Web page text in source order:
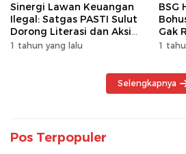
Sinergi Lawan Keuangan
Ilegal: Satgas PASTI Sulut
Dorong Literasi dan Aksi
Kolektif Masyarakat
1 tahun yang lalu
BSG
Gak
1
Selengkapnya
Pos Terpopuler